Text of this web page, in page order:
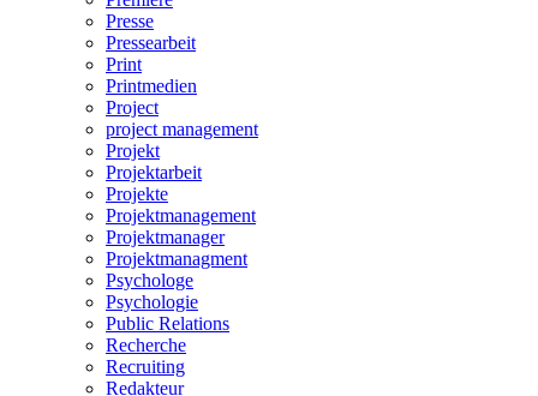
Presse
Pressearbeit
Print
Printmedien
Project
project management
Projekt
Projektarbeit
Projekte
Projektmanagement
Projektmanager
Projektmanagment
Psychologe
Psychologie
Public Relations
Recherche
Recruiting
Redakteur